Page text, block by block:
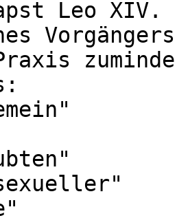
Leo